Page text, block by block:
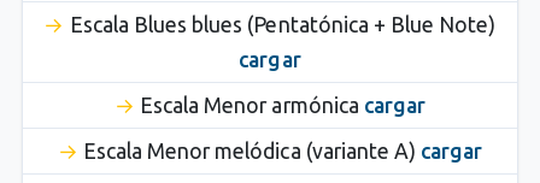
Escala Blues blues (Pentatónica + Blue Note)
cargar
Escala Menor armónica cargar
Escala Menor melódica (variante A) cargar